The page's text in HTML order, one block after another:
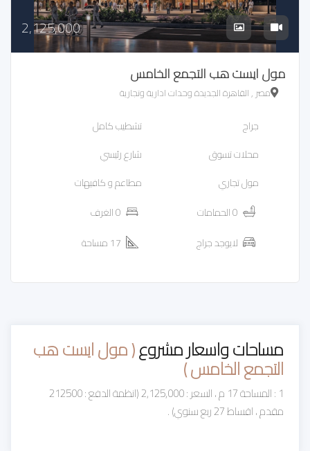
2,125,000
مول ايست هب التجمع الخامس
مصر , القاهرة الجديدة وحدات ادارية وتجارية
تشطيب كامل
جراج
شارع رئيسي
محلات تسوق
مطاعم و كافيهات
مول تجاري
0 الغرف
0 الحمامات
17 مساحة
لايوجد جراج
مساحات واسعار مشروع( مول ايست هب
التجمع الخامس )
1 : المساحة 17 م ، السعر : 2,125,000 (انظمة الدفع : 212500
مقدم ، اقساط 27 ربع سنوي) .